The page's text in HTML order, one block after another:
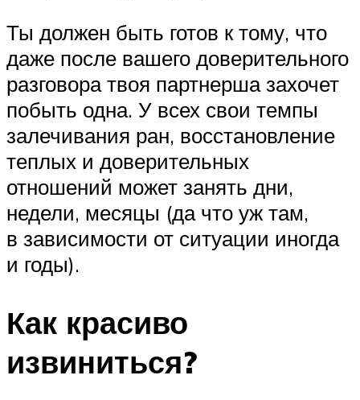
Ты должен быть готов к тому, что
даже после вашего доверительного
разговора твоя партнерша захочет
побыть одна. У всех свои темпы
залечивания ран, восстановление
теплых и доверительных
отношений может занять дни,
недели, месяцы (да что уж там,
в зависимости от ситуации иногда
и годы).
Как красиво
извиниться?